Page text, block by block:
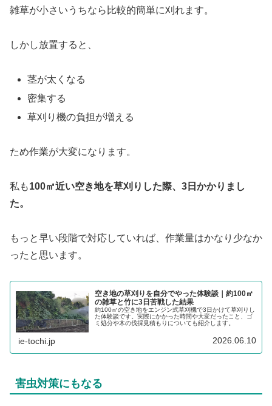
雑草が小さいうちなら比較的簡単に刈れます。
しかし放置すると、
茎が太くなる
密集する
草刈り機の負担が増える
ため作業が大変になります。
私も100㎡近い空き地を草刈りした際、3日かかりまし
た。
もっと早い段階で対応していれば、作業量はかなり少なか
ったと思います。
空き地の草刈りを自分でやった体験談｜約100㎡
の雑草と竹に3日苦戦した結果
約100㎡の空き地をエンジン式草刈機で3日かけて草刈りし
た体験談です。実際にかかった時間や大変だったこと、ゴ
ミ処分や木の伐採見積もりについても紹介します。
ie-tochi.jp 2026.06.10
害虫対策にもなる